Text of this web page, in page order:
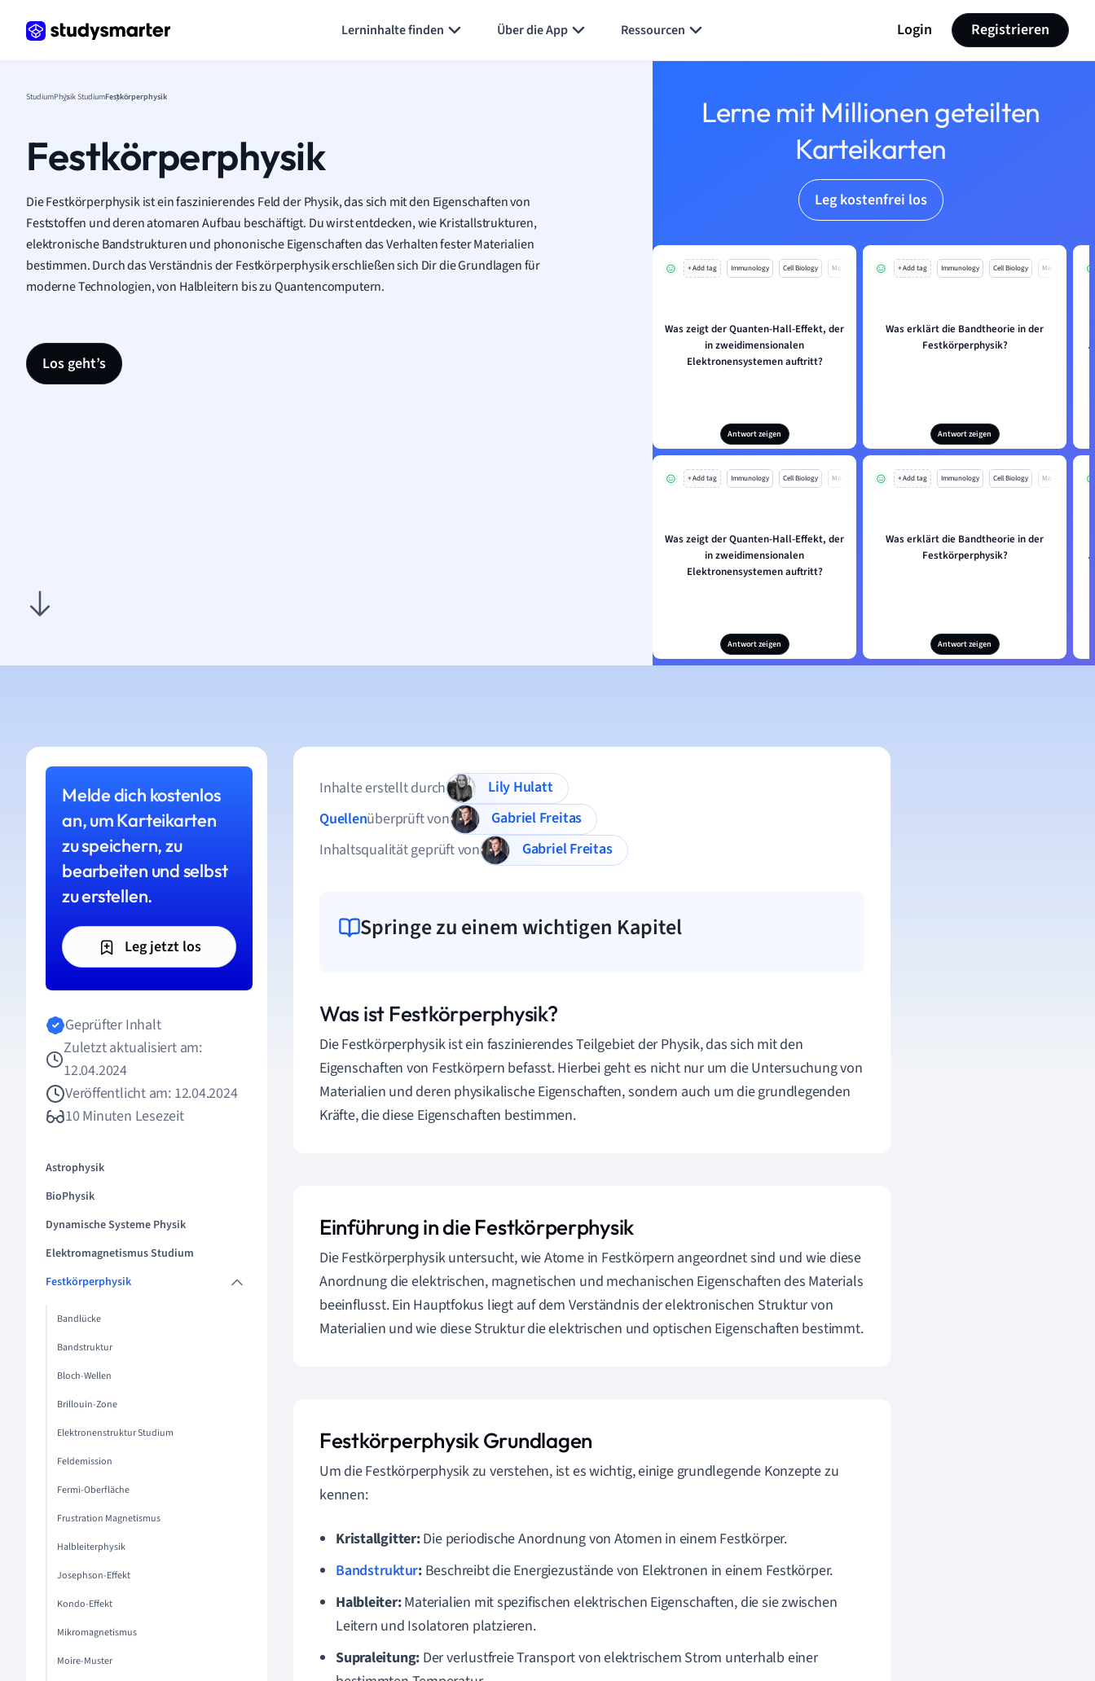
Lerninhalte finden Über die App Ressourcen Login Registrieren
StudiumPhysik StudiumFestkörperphysik
Festkörperphysik
Die Festkörperphysik ist ein faszinierendes Feld der Physik, das sich mit den Eigenschaften von
Feststoffen und deren atomaren Aufbau beschäftigt. Du wirst entdecken, wie Kristallstrukturen,
elektronische Bandstrukturen und phononische Eigenschaften das Verhalten fester Materialien
bestimmen. Durch das Verständnis der Festkörperphysik erschließen sich Dir die Grundlagen für
moderne Technologien, von Halbleitern bis zu Quantencomputern.
Los geht’s
Lerne mit Millionen geteilten
Karteikarten
Leg kostenfrei los
+ Add tag Immunology Cell Biology Mo
Was zeigt der Quanten-Hall-Effekt, der
in zweidimensionalen
Elektronensystemen auftritt?
Antwort zeigen
+ Add tag Immunology Cell Biology Mo
Was erklärt die Bandtheorie in der
Festkörperphysik?
Antwort zeigen
+ Add tag Immunology Cell Biology Mo
Was zeigt der Quanten-Hall-Effekt, der
in zweidimensionalen
Elektronensystemen auftritt?
Antwort zeigen
+ Add tag Immunology Cell Biology Mo
Was erklärt die Bandtheorie in der
Festkörperphysik?
Antwort zeigen
Melde dich kostenlos
an, um Karteikarten
zu speichern, zu
bearbeiten und selbst
zu erstellen.
Leg jetzt los
Geprüfter Inhalt
Zuletzt aktualisiert am:
12.04.2024
Veröffentlicht am: 12.04.2024
10 Minuten Lesezeit
Astrophysik
BioPhysik
Dynamische Systeme Physik
Elektromagnetismus Studium
Festkörperphysik
Bandlücke
Bandstruktur
Bloch-Wellen
Brillouin-Zone
Elektronenstruktur Studium
Feldemission
Fermi-Oberfläche
Frustration Magnetismus
Halbleiterphysik
Josephson-Effekt
Kondo-Effekt
Mikromagnetismus
Moire-Muster
Inhalte erstellt durch
Lily Hulatt
Quellenüberprüft von
Gabriel Freitas
Inhaltsqualität geprüft von
Gabriel Freitas
Springe zu einem wichtigen Kapitel
Was ist Festkörperphysik?
Die Festkörperphysik ist ein faszinierendes Teilgebiet der Physik, das sich mit den
Eigenschaften von Festkörpern befasst. Hierbei geht es nicht nur um die Untersuchung von
Materialien und deren physikalische Eigenschaften, sondern auch um die grundlegenden
Kräfte, die diese Eigenschaften bestimmen.
Einführung in die Festkörperphysik
Die Festkörperphysik untersucht, wie Atome in Festkörpern angeordnet sind und wie diese
Anordnung die elektrischen, magnetischen und mechanischen Eigenschaften des Materials
beeinflusst. Ein Hauptfokus liegt auf dem Verständnis der elektronischen Struktur von
Materialien und wie diese Struktur die elektrischen und optischen Eigenschaften bestimmt.
Festkörperphysik Grundlagen
Um die Festkörperphysik zu verstehen, ist es wichtig, einige grundlegende Konzepte zu
kennen:
Kristallgitter:Die periodische Anordnung von Atomen in einem Festkörper.
Bandstruktur:Beschreibt die Energiezustände von Elektronen in einem Festkörper.
Halbleiter:Materialien mit spezifischen elektrischen Eigenschaften, die sie zwischen
Leitern und Isolatoren platzieren.
Supraleitung: Der verlustfreie Transport von elektrischem Strom unterhalb einer